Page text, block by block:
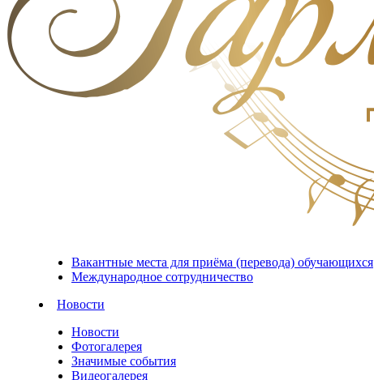
Вакантные места для приёма (перевода) обучающихся
Международное сотрудничество
Новости
Новости
Фотогалерея
Значимые события
Видеогалерея